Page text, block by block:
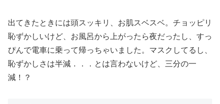
出てきたときには頭スッキリ、お肌スベスベ。チョッピリ
恥ずかしいけど、お風呂から上がったら夜だったし、すっ
ぴんで電車に乗って帰っちゃいました。マスクしてるし、
恥ずかしさは半減．．．とは言わないけど、三分の一
減！？